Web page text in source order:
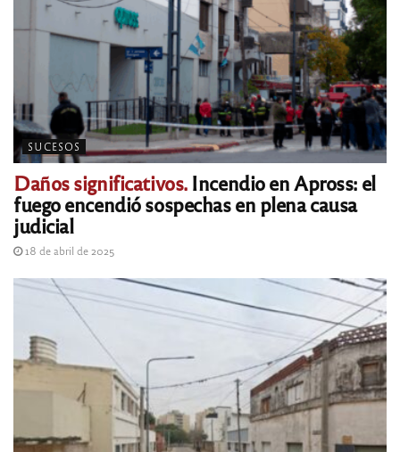
SUCESOS
Daños significativos.Incendio en Apross: el
fuego encendió sospechas en plena causa
judicial
18 de abril de 2025